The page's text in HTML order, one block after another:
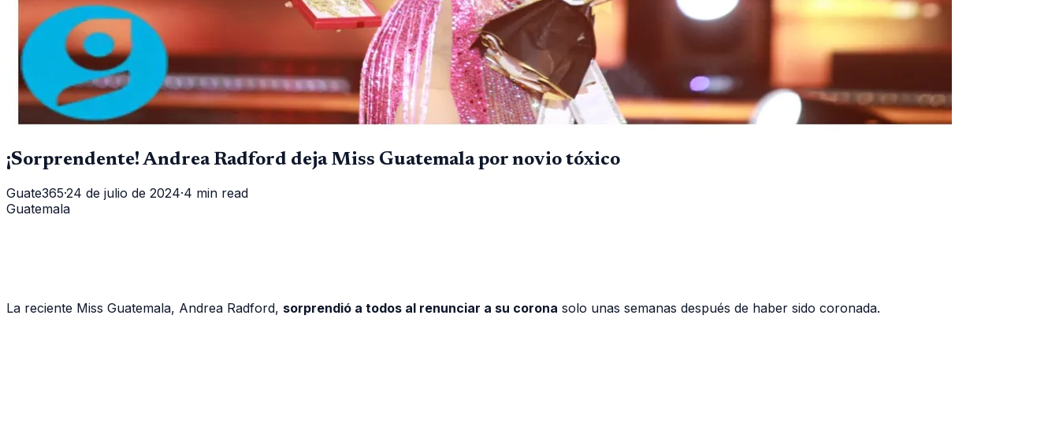
¡Sorprendente! Andrea Radford deja Miss Guatemala por novio tóxico
Guate365·24 de julio de 2024·4 min read
Guatemala
La reciente Miss Guatemala, Andrea Radford, sorprendió a todos al renunciar a su corona solo unas semanas después de haber sido coronada.